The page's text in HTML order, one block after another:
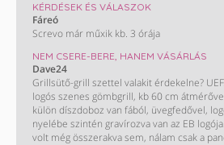
50000 értékben 2028 év vége a lejárat
Csere is érdekel spar lidl tesco coop utikra
Vagy mid lenne??
Keresek Decathlon utit.....!!!
KÉRDÉSEK ÉS VÁLASZOK
Fáreó
Screvo már műxik kb. 3 órája
NEM CSERE-BERE, HANEM VÁSÁRLÁS
Dave24
Grillsütő-grill szettel valakit érdekelne?
logós szenes gömbgrill, kb 60 cm
külön díszdoboz van fából, üvegfedővel,
nyelébe szintén gravírozva van az EB
volt még összerakva sem, nálam csak a